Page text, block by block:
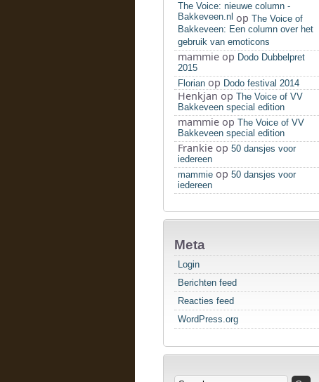
The Voice: nieuwe column -
Bakkeveen.nl op The Voice of
Bakkeveen: Een column over het
gebruik van emoticons
mammie op Dodo Dubbelpret
2015
Florian op Dodo festival 2014
Henkjan op The Voice of VV
Bakkeveen special edition
mammie op The Voice of VV
Bakkeveen special edition
Frankie op 50 dansjes voor
iedereen
mammie op 50 dansjes voor
iedereen
Meta
Login
Berichten feed
Reacties feed
WordPress.org